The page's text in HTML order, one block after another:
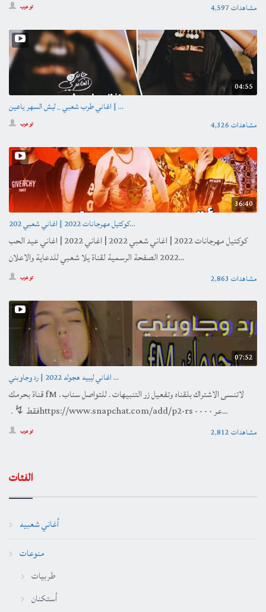
تو عرب 4,597 مشاهدات
04:55
اغاني طرب شعبي _ ليش السهر ياعين | ...
تو عرب 4,326 مشاهدات
36:40
كوكتيل مهرجانات 2022 | اغاني شعبي 202...
كوكتيل مهرجانات 2022 | اغاني شعبي 2022 | اغاني 2022 | اغاني عيد الحب
2022 الصفحة الرسمية لقناة يلا شعبي للدعاية والاعلان...
تو عرب 2,863 مشاهدات
07:52
اغاني ليبيه هجوله 2022 | رد وجاوبني ...
قناة بحرمك fM . لاتنسى الاشتراك بلقناه وتفعيل زر التنبيهات . للتواصل سناب
فقط ↯ . ‏https://www.snapchat.com/add/p2-rs - - - - عر...
تو عرب 2,812 مشاهدات
الفئات
أغاني شعبيه
منوعات
طربيات
أستكنان